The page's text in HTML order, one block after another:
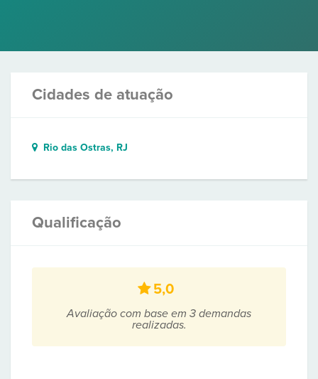
Cidades de atuação
Rio das Ostras, RJ
Qualificação
5,0
Avaliação com base em 3 demandas
realizadas.